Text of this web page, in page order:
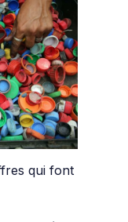
qui font